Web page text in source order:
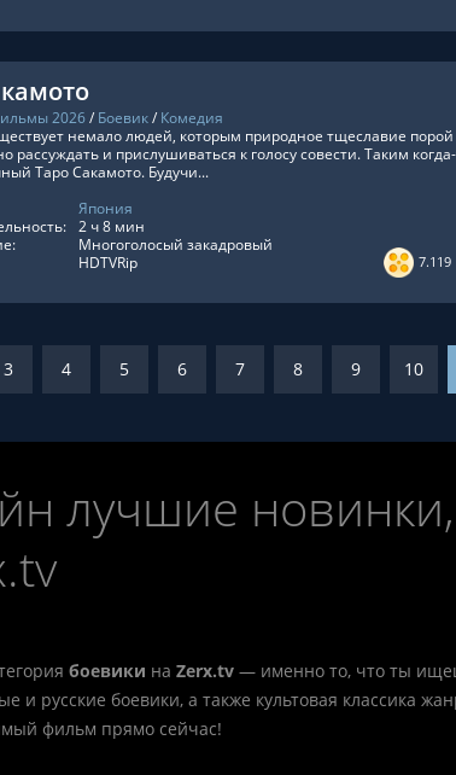
2026/ Боевик/ Комедия
7.119
немало людей, которым природное тщеславие
рассуждать и прислушиваться к голосу совести. Таким
Таро Сакамото. Будучи...
Япония
2 ч 8 мин
Многоголосый закадровый
HDTVRip
3 4 5 6 7 8 9 10
лучшие
боевики на Zerx.tv — именно то, что ты
русские боевики, а также культовая классика
фильм прямо сейчас!